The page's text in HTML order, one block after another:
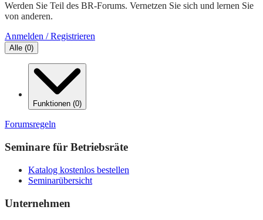
Werden Sie Teil des BR-Forums. Vernetzen Sie sich und lernen Sie
von anderen.
Anmelden / Registrieren
Alle (0)
Funktionen (0)
Forumsregeln
Seminare für Betriebsräte
Katalog kostenlos bestellen
Seminarübersicht
Unternehmen